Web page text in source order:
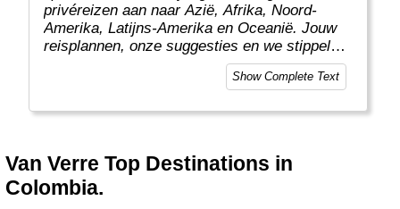
privéreizen aan naar Azië, Afrika, Noord-
Amerika, Latijns-Amerika en Oceanië. Jouw
reisplannen, onze suggesties en we stippelen
samen een rondreis op maat voor jou uit.
Onze specialisten maken regelmatig verre
minder toeristische plekjes te ontdekken. Als
toevertrouwt, dan nemen wij dat heel hoog op.
We verzorgen jouw reis tot in de puntjes en
gaan daarin graag een stapje verder, zodat jij
Show Complete Text
Van Verre Top Destinations in
Colombia.